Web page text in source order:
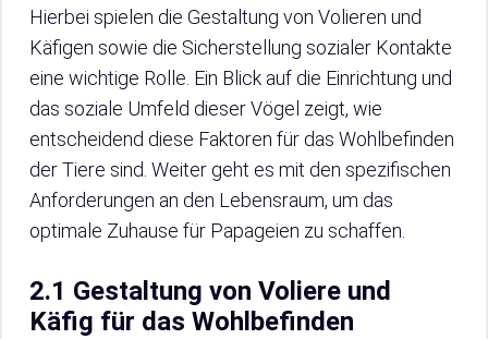
Hierbei spielen die Gestaltung von Volieren und
Käfigen sowie die Sicherstellung sozialer Kontakte
eine wichtige Rolle. Ein Blick auf die Einrichtung und
das soziale Umfeld dieser Vögel zeigt, wie
entscheidend diese Faktoren für das Wohlbefinden
der Tiere sind. Weiter geht es mit den spezifischen
Anforderungen an den Lebensraum, um das
optimale Zuhause für Papageien zu schaffen.
2.1 Gestaltung von Voliere und
Käfig für das Wohlbefinden